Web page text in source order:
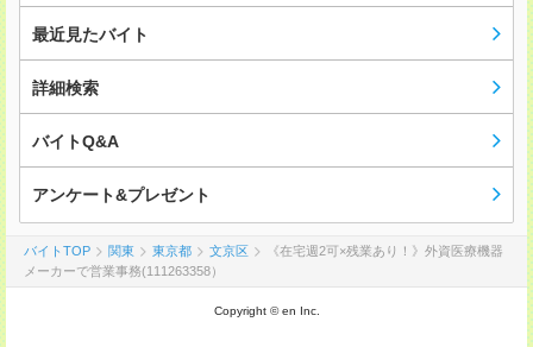
最近見たバイト
詳細検索
バイトQ&A
アンケート&プレゼント
バイトTOP 関東 東京都 文京区
《在宅週2可×残業あり！》外資医療機器
メーカーで営業事務(111263358）
Copyright © en Inc.